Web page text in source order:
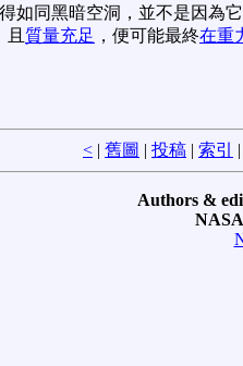
如同黑暗空洞，並不是因為
質量充足 ，便可能最終在重
< | 舊圖 | 投稿 | 索引 |
Authors &